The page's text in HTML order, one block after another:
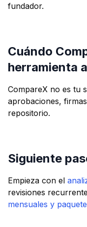
fundador.
Cuándo
herramienta
CompareX no es tu
aprobaciones,
repositorio.
Siguiente
Empieza con el
revisiones
mensuales y